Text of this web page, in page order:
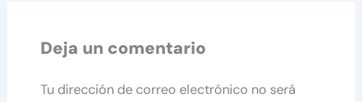
Deja un comentario
Tu dirección de correo electrónico no será